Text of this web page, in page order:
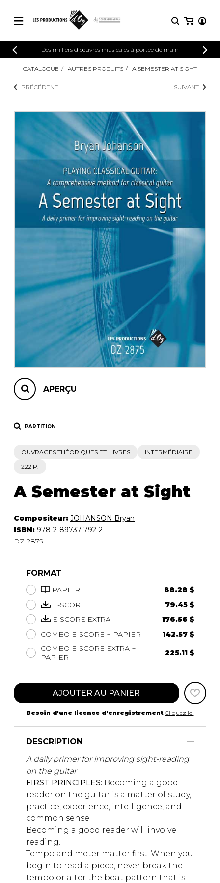
CATALOGUE
Explorez notre catalogue de partitions
riche en œuvres originales et en
arrangements de qualité.
PARTITIONS POUR GUITARE
PARTITIONS POUR AUTRES
INSTRUMENTS
PARTITIONS POUR ENSEMBLES
CONNEXION
INSCRIPTION
Des milliers d'œuvres musicales à portée de main
riche en œuvres originales et en
arrangements de qualité.
PARTITIONS
Méthodes
4 guitares
Ensemble de
Orchestre de guitares
Concerto pour
Guitare et un autre
Musique de
CATALOGUE AUTRES PRODUITS A SEMESTER AT SIGHT
PRÉCÉDENT SUIVANT
APERÇU
PARTITION
OUVRAGES THÉORIQUES ET LIVRES
INTERMÉDIAIRE
222 P.
A Semester at Sight
Compositeur: JOHANSON Bryan
ISBN: 978-2-89737-792-2
DZ 2875
FORMAT
PAPIER
88.28 $
E-SCORE
79.45 $
E-SCORE EXTRA
176.56 $
COMBO E-SCORE + PAPIER
142.57 $
COMBO E-SCORE EXTRA +
PAPIER
225.11 $
AJOUTER AU PANIER
Besoin d'une licence d'enregistrement Cliquez ici
DESCRIPTION
A daily primer for improving sight-reading
on the guitar
FIRST PRINCIPLES: Becoming a good
reader on the guitar is a matter of study,
practice, experience, intelligence, and
common sense.
Becoming a good reader will involve
reading.
Tempo and meter matter first. When you
begin to read a piece, never break the
tempo or alter the beat pattern that is